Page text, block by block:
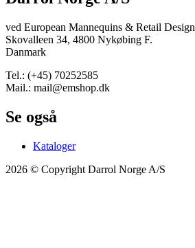
ved European Mannequins & Retail Design
Skovalleen 34, 4800 Nykøbing F.
Danmark
Tel.: (+45) 70252585
Mail.: mail@emshop.dk
Se også
Kataloger
2026 © Copyright Darrol Norge A/S